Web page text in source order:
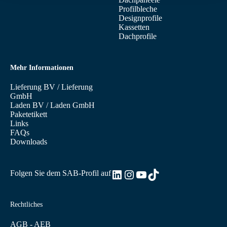
Profilbleche
Designprofile
Kassetten
Dachprofile
Mehr Informationen
Lieferung BV /Lieferung
GmbH
Laden BV /Laden GmbH
Paketetikett
Links
FAQs
Downloads
Rechtliches
AGB - AEB
Folgen Sie dem SAB-Profil aufLinkedIn
Instagram
YouTube
TikTok